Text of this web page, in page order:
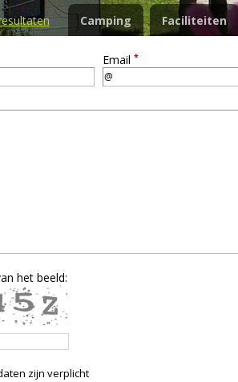
Camping Faciliteiten
Email *
het beeld:
zijn verplicht